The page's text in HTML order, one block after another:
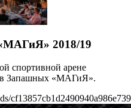
2018/19
спортивной арене
Запашных «МАГиЯ».